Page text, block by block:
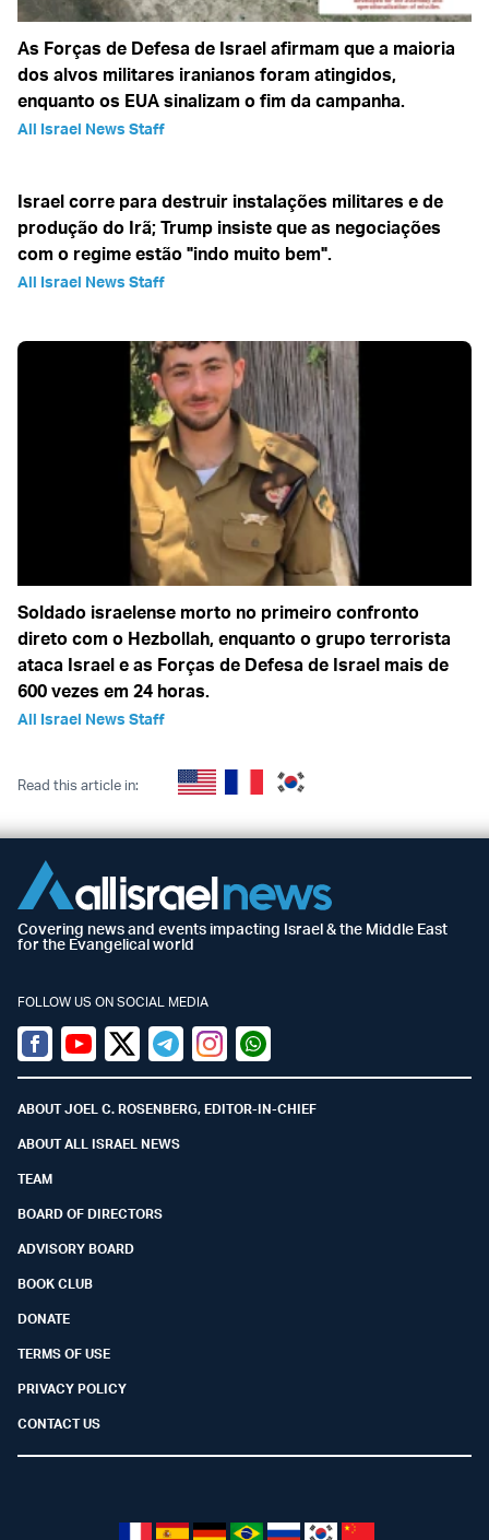
As Forças de Defesa de Israel afirmam que a maioria
dos alvos militares iranianos foram atingidos,
enquanto os EUA sinalizam o fim da campanha.
All Israel News Staff
Israel corre para destruir instalações militares e de
produção do Irã; Trump insiste que as negociações
com o regime estão "indo muito bem".
All Israel News Staff
Soldado israelense morto no primeiro confronto
direto com o Hezbollah, enquanto o grupo terrorista
ataca Israel e as Forças de Defesa de Israel mais de
600 vezes em 24 horas.
All Israel News Staff
Read this article in:
Covering news and events impacting Israel & the Middle East
for the Evangelical world
FOLLOW US ON SOCIAL MEDIA
Facebook
YoutubeTwitter (X)
TelegramInstagramWhatsapp
ABOUT JOEL C. ROSENBERG, EDITOR-IN-CHIEF
ABOUT ALL ISRAEL NEWS
TEAM
BOARD OF DIRECTORS
ADVISORY BOARD
BOOK CLUB
DONATE
TERMS OF USE
PRIVACY POLICY
CONTACT US